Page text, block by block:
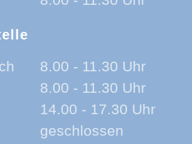
8.00 - 11.30 Uhr
8.00 - 11.30 Uhr
14.00 - 17.30 Uhr
geschlossen